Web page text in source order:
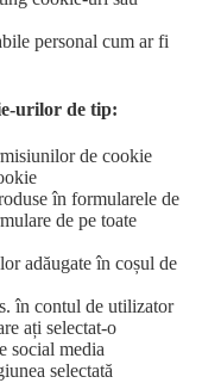
personal cum ar fi
urilor de tip:
de cookie
în formularele de
de pe toate
adăugate în coșul de
în contul de utilizator
ați selectat-o
social media
selectată